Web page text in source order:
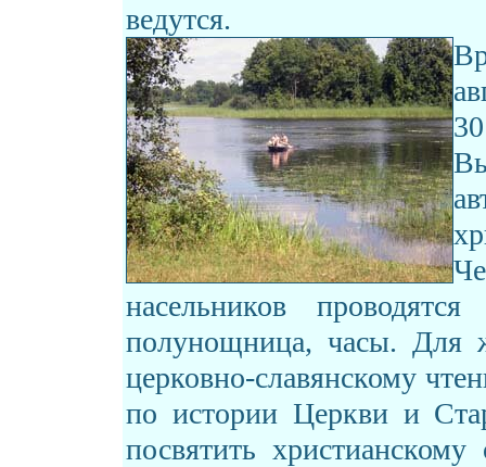
ведутся.
насельников
полунощница, часы. Для
церковно-славянскому
по истории Церкви и
посвятить